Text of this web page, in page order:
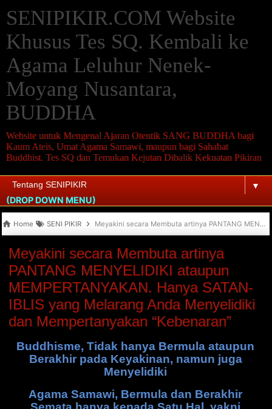
SENIPIKIR.COM Website
Khusus Tes SQ. Kembali ke
Agama Leluhur Nenek-
Moyang Nusantara,
BUDDHA
Website untuk Mengenal Ajaran Otentik SANG BUDDHA bagi
Kaum Ateis, Umat Agama Samawi, maupun bagi Sahabat
Buddhist. Tes SQ dan Temukan Kejutan Dibalik Kekuatan Pikiran
▼
(DROP DOWN MENU)
Home SENI PIKIR Meyakini secara Membuta artinya PANTANG MENYELIDIKI ataupun MEMPERTANYAKAN. Hanya SATAN-IBLIS yang Melarang Anda Menyelidiki dan Mempertanyakan “Kebenaran”
Meyakini secara Membuta artinya
PANTANG MENYELIDIKI ataupun
MEMPERTANYAKAN. Hanya SATAN-
IBLIS yang Melarang Anda Menyelidiki
dan Mempertanyakan “Kebenaran”
Buddhisme, Tidak hanya Bermula ataupun
Berakhir pada Keyakinan, namun juga
Menyelidiki
Agama Samawi, Bermula dan Berakhir